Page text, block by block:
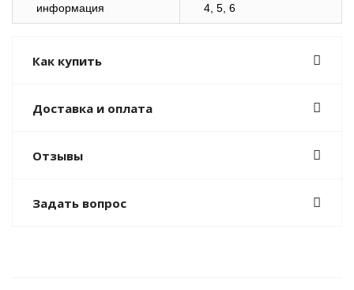
информация
4, 5, 6
Как купить
Доставка и оплата
Отзывы
Задать вопрос